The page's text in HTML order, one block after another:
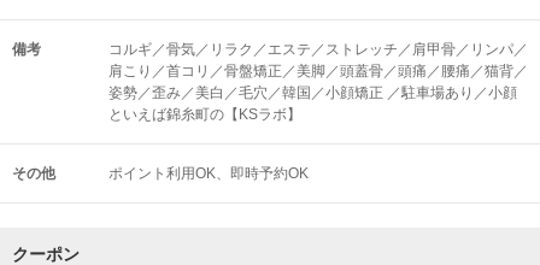
備考
コルギ／骨気／リラク／エステ／ストレッチ／肩甲骨／リンパ／
肩こり／首コリ／骨盤矯正／美脚／頭蓋骨／頭痛／腰痛／猫背／
姿勢／歪み／美白／毛穴／韓国／小顔矯正 ／駐車場あり／小顔
といえば錦糸町の【KSラボ】
その他 ポイント利用OK 即時予約OK
クーポン